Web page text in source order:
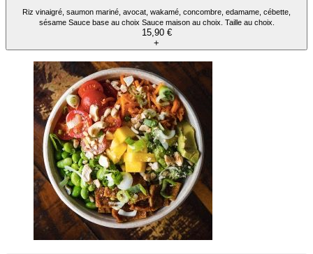
Riz vinaigré, saumon mariné, avocat, wakamé, concombre, edamame, cébette,
sésame Sauce base au choix Sauce maison au choix. Taille au choix.
15,90 €
+